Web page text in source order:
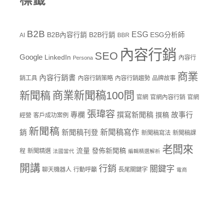
AI B2B B2B內容行銷 B2B行銷 BBR ESG ESG分析師
Google LinkedIn Persona SEO 內容行銷 內容行
銷工具 內容行銷書 內容行銷策略 內容行銷趨勢 品牌故事 商業
新聞稿 商業新聞稿100問 官網 官網內容行銷 官網
經營 客戶成功案例 專欄 張瑋容 撰寫新聞稿 撰稿 故事行
銷 新聞稿 新聞稿刊登 新聞稿寫作 新聞稿寫法 新聞稿課
程 新聞精選 法國當代 流量 發佈新聞稿 編輯精選解析 老闆來
開講 聊天機器人 行動呼籲 行銷 長尾關鍵字 關鍵字 電商